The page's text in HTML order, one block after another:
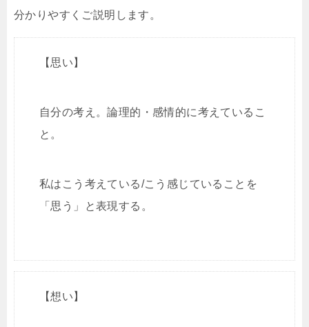
分かりやすくご説明します。
【思い】
自分の考え。論理的・感情的に考えているこ
と。
私はこう考えている/こう感じていることを
「思う」と表現する。
【想い】